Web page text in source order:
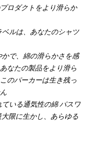
ロダクトをより滑らか
ルは、あなたのシャツ
で、綿の滑らかさを感
なたの製品をより滑ら
のパーカーは生き残っ
いる通気性の綿 パスワ
限に生かし、あらゆる